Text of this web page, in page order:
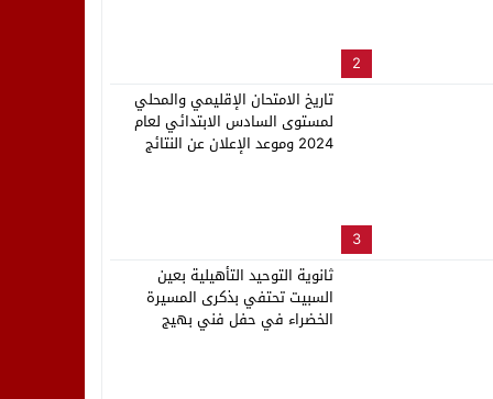
2
3
تاريخ الامتحان الإقليمي والمحلي
لمستوى السادس الابتدائي لعام
2024 وموعد الإعلان عن النتائج
ثانوية التوحيد التأهيلية بعين
السبيت تحتفي بذكرى المسيرة
الخضراء في حفل فني بهيج